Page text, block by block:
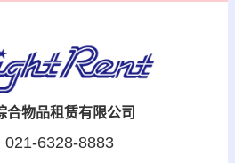
合物品租赁有限公司
021-6328-8883